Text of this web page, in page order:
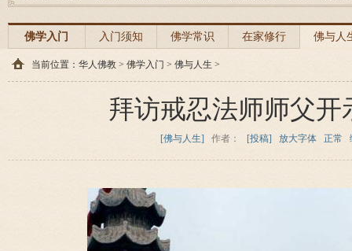
佛学入门 入门须知 佛学常识 在家修行 佛与人
当前位置： 华人佛教 > 佛学入门 > 佛与人生 >
拜访戒忍法师师父开
[佛与人生] 作者： [投稿] 放大字体 正常